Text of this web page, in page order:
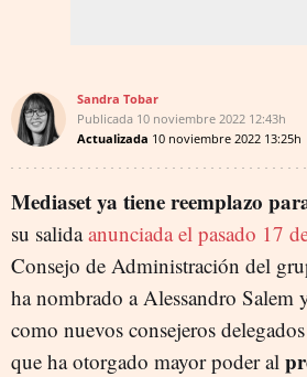
Sandra Tobar
Publicada 10 noviembre 2022 12:43h
Actualizada 10 noviembre 2022 13:25h
Mediaset ya tiene reemplazo
su salidaanunciada el pasado 17
Consejo de Administración del
ha nombrado a Alessandro
como nuevos consejeros
que ha otorgado mayor poder al